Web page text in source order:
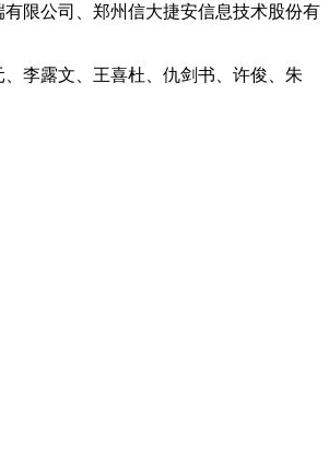
限公司、郑州信大捷安信息技术股份有
李露文、王喜杜、仇剑书、许俊、朱